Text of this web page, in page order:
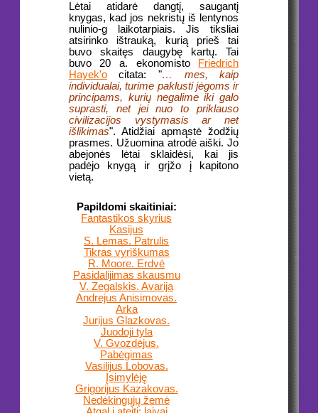
Lėtai atidarė dangtį, saugantį
knygas, kad jos nekristų iš lentynos
nulinio-g laikotarpiais. Jis tiksliai
atsirinko ištrauką, kurią prieš tai
buvo skaitęs daugybę kartų. Tai
buvo 20 a. ekonomisto
Friedrich
Hayek'ocitata: "… mes, kaip
individualai, turime paklusti jėgoms ir
principams, kurių negalime iki galo
suprasti, net jei nuo to priklauso
civilizacijos vystymasis ar net
išlikimas". Atidžiai apmąstė žodžių
prasmes. Užuomina atrodė aiški. Jo
abejonės lėtai sklaidėsi, kai jis
padėjo knygą ir grįžo į kapitono
vietą.
Papildomi skaitiniai:
Fantastikos skyrius
Kasijus
S. Lemas. Patrulis
Tikras vyriškumas
R. Moore. Erdvė
Pasidalijimas skausmu
V. Zegalskis. Avarija
Andrejus Anisimovas.
Arka
Jurijus Glazkovas.
Juodoji tyla
V. Gvozdėjus.
Pabėgimas
Vasilijus Lobovas.
Įsimylėję
Grigorijus Kazakovas.
Nedėkingųjų žemė